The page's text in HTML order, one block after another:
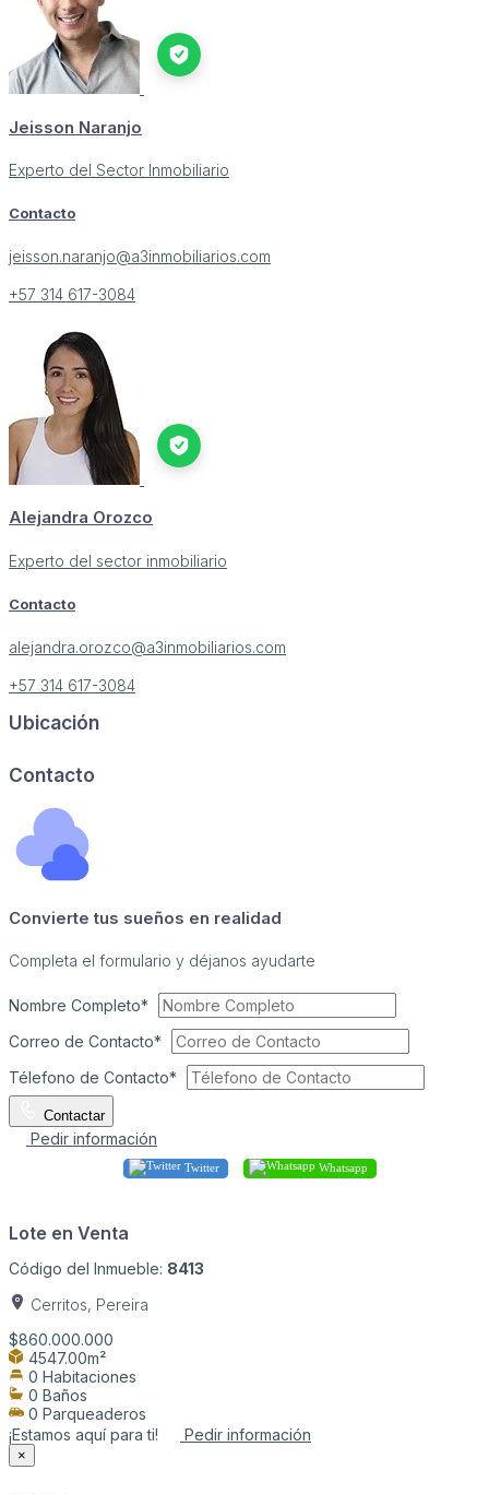
Jeisson Naranjo
Experto del Sector Inmobiliario
Contacto
jeisson.naranjo@a3inmobiliarios.com
+57 314 617-3084
Alejandra Orozco
Experto del sector inmobiliario
Contacto
alejandra.orozco@a3inmobiliarios.com
+57 314 617-3084
Ubicación
Contacto
Convierte tus sueños en realidad
Completa el formulario y déjanos ayudarte
Nombre Completo*
Correo de Contacto*
Télefono de Contacto*
Contactar
Pedir información
Twitter Whatsapp
Lote en Venta
Código del Inmueble: 8413
Cerritos, Pereira
$860.000.000
4547.00m²
0 Habitaciones
0 Baños
0 Parqueaderos
¡Estamos aquí para ti!
Pedir información
×